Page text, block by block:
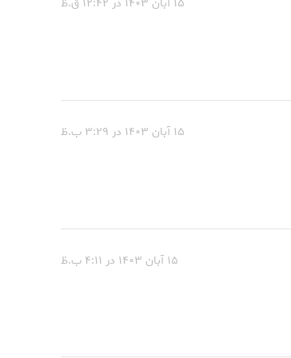
۱۵ آبان ۱۴۰۳ در ۱۲:۴۲ ق.ظ
۱۵ آبان ۱۴۰۳ در ۳:۲۹ ب.ظ
۱۵ آبان ۱۴۰۳ در ۴:۱۱ ب.ظ